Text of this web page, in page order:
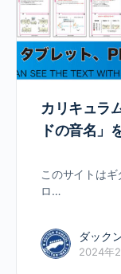
カリキュラ
ドの音名」
このサイトは
ロ…
ダック
2024年